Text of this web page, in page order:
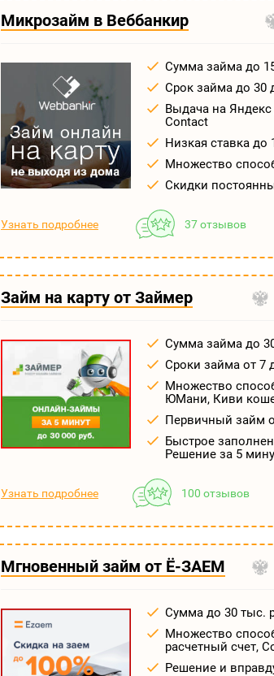
Микрозайм в Веббанкир
Сумма займа до
Срок займа до 30
Выдача на Яндекс
Contact
Низкая ставка до
Множество
Скидки
Узнать подробнее 37 отзывов
Займ на карту от Займер
Сумма займа до
Сроки займа от 7
Множество
ЮМани, Киви
Первичный займ
Быстрое
Решение за 5
Узнать подробнее 100 отзывов
Мгновенный займ от Ё-ЗАЕМ
Сумма до 30 тыс.
Множество
расчетный счет,
Решение и